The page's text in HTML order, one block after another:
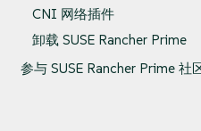
CNI 网络插件
卸载 SUSE Rancher Prime
参与 SUSE Rancher Prime 社